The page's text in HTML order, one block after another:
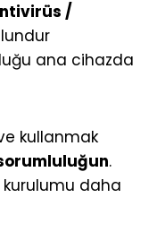
/
ana cihazda
kullanmak
.
kurulumu daha